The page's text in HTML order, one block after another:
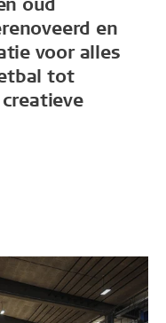
en
voor alles
tot